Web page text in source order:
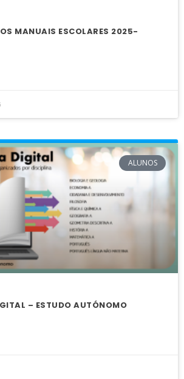
MANUAIS ESCOLARES 2025-
ALUNOS
– ESTUDO AUTÓNOMO